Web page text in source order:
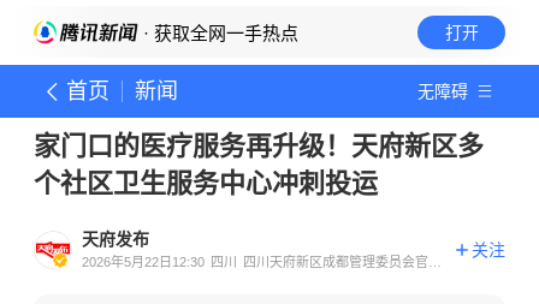
· 获取全网一手热点 打开
首页 新闻 无障碍
家门口的医疗服务再升级！天府新区多
个社区卫生服务中心冲刺投运
天府发布
2026年5月22日12:30 四川
四川天府新区成都管理委员会官方
关注